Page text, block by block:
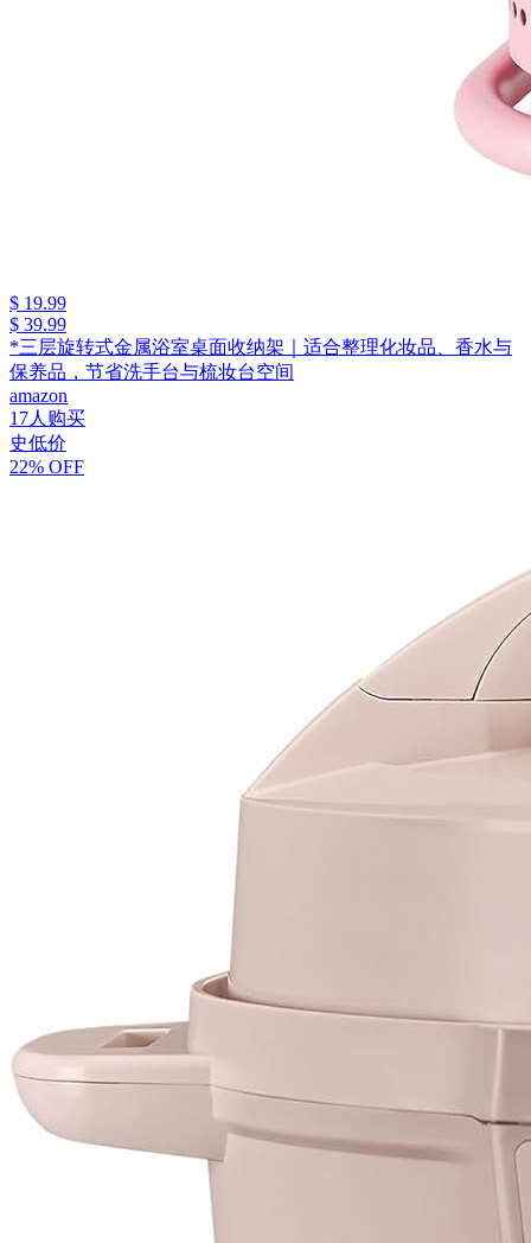
$ 19.99
$ 39.99
*三层旋转式金属浴室桌面收纳架｜适合整理化妆品、香水与
保养品，节省洗手台与梳妆台空间
amazon
17人购买
史低价
22% OFF